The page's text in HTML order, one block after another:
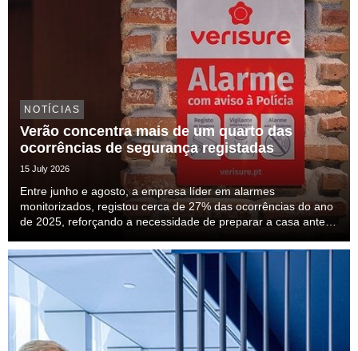
NOTÍCIAS
Verão concentra mais de um quarto das
ocorrências de segurança registadas
15 July 2026
Entre junho e agosto, a empresa líder em alarmes
monitorizados, registou cerca de 27% das ocorrências do ano
de 2025, reforçando a necessidade de preparar a casa antes